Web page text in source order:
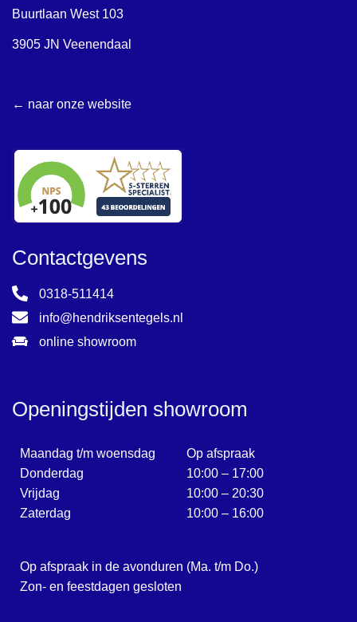
Buurtlaan West 103
3905 JN Veenendaal
← naar onze website
Contactgevens
0318-511414
info@hendriksentegels.nl
online showroom
Openingstijden showroom
Maandag t/m woensdag
Donderdag
Vrijdag
Zaterdag
Op afspraak
10:00 – 17:00
10:00 – 20:30
10:00 – 16:00
Op afspraak in de avonduren (Ma. t/m Do.)
Zon- en feestdagen gesloten